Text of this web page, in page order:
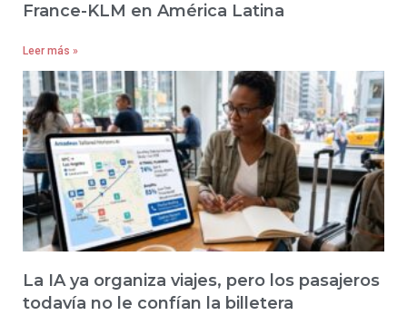
France-KLM en América Latina
Leer más »
La IA ya organiza viajes, pero los pasajeros
todavía no le confían la billetera